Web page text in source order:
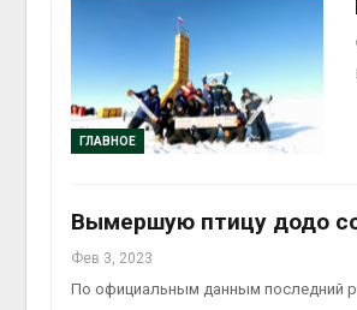
ГЛАВНОЕ
Вымершую птицу додо
Фев 3, 2023
По официальным данным последний